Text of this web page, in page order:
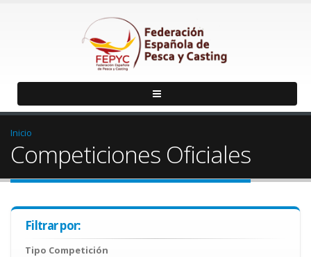
Inicio
Competiciones Oficiales
Filtrar por:
Tipo Competición